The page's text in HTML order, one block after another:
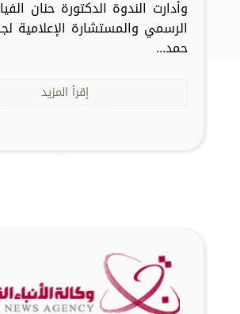
وأدارت الندوة الدكتورة حنان
الرسمي والمستشارة الإعلامية
حمد...
إقرأ المزيد